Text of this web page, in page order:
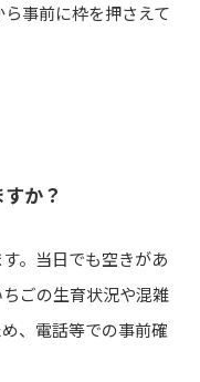
事前に枠を押さえて
か？
。当日でも空きがあ
ごの生育状況や混雑
、電話等での事前確